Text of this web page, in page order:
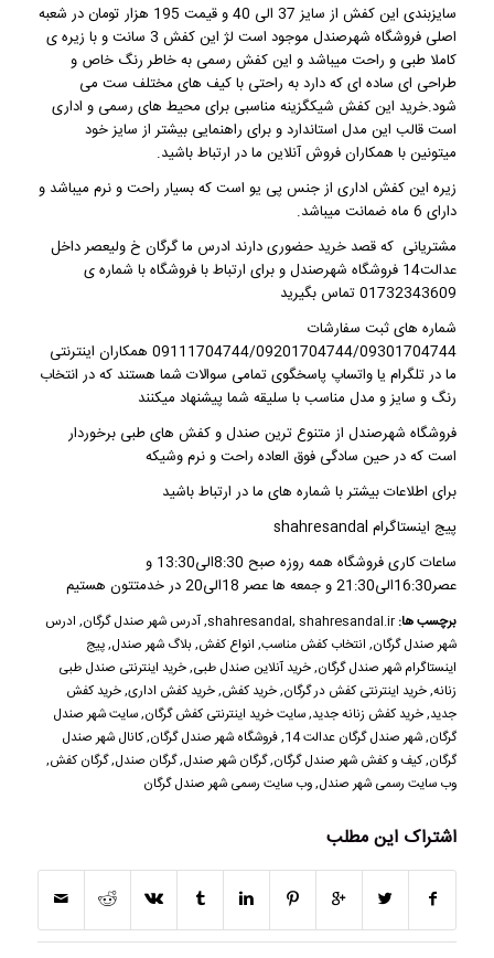
سایزبندی این کفش از سایز 37 الی 40 و قیمت 195 هزار تومان در شعبه
اصلی فروشگاه شهرصندل موجود است لژ این کفش 3 سانت و با زیره ی
کاملا طبی و راحت میباشد و این کفش رسمی به خاطر رنگ خاص و
طراحی ای ساده ای که دارد به راحتی با کیف های مختلف ست می
شود.خرید این کفش شیکگزینه مناسبی برای محیط های رسمی و اداری
است قالب این مدل استاندارد و برای راهنمایی بیشتر از سایز خود
میتونین با همکاران فروش آنلاین ما در ارتباط باشید.
زیره این کفش اداری از جنس پی یو است که بسیار راحت و نرم میباشد و
دارای 6 ماه ضمانت میباشد.
مشتریانی که قصد خرید حضوری دارند ادرس ما گرگان خ ولیعصر داخل
عدالت14 فروشگاه شهرصندل و برای ارتباط با فروشگاه با شماره ی
01732343609 تماس بگیرید
شماره های ثبت سفارشات
09111704744/09201704744/09301704744 همکاران اینترنتی
ما در تلگرام یا واتساپ پاسخگوی تمامی سوالات شما هستند که در انتخاب
رنگ و سایز و مدل مناسب با سلیقه شما پیشنهاد میکنند
فروشگاه شهرصندل از متنوع ترین صندل و کفش های طبی برخوردار
است که در حین سادگی فوق العاده راحت و نرم وشیکه
برای اطلاعات بیشتر با شماره های ما در ارتباط باشید
پیج اینستاگرام shahresandal
ساعات کاری فروشگاه همه روزه صبح 8:30الی13:30 و
عصر16:30الی21:30 و جمعه ها عصر 18الی20 در خدمتتون هستیم
برچسب ها: shahresandal,shahresandal.ir
,آدرس شهر صندل گرگان, ادرس
شهر صندل گرگان, انتخاب کفش مناسب, انواع کفش, بلاگ شهر صندل,پیج
اینستاگرام شهر صندل گرگان,خرید آنلاین صندل طبی,خرید اینترنتی صندل طبی
زنانه,خرید اینترنتی کفش در گرگان,خرید کفش,خرید کفش اداری,خرید کفش
جدید,خرید کفش زنانه جدید,سایت خرید اینترنتی کفش گرگان,سایت شهر صندل
گرگان,شهر صندل گرگان عدالت 14 ,فروشگاه شهر صندل گرگان,کانال شهر صندل
گرگان,کیف و کفش شهر صندل گرگان,گرگان شهر صندل,گرگان صندل,گرگان کفش,
وب سایت رسمی شهر صندل,وب سایت رسمی شهر صندل گرگان
اشتراک این مطلب